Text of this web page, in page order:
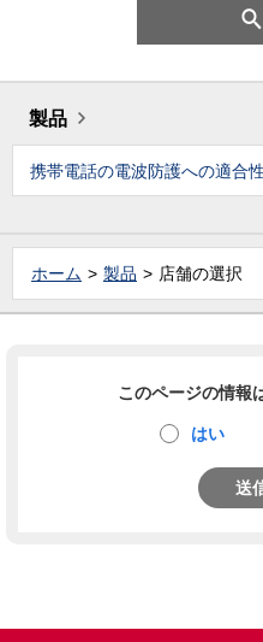
製品
携帯電話の電波防護への適合
ホーム 製品 店舗の選択
このページの情報
はい
送